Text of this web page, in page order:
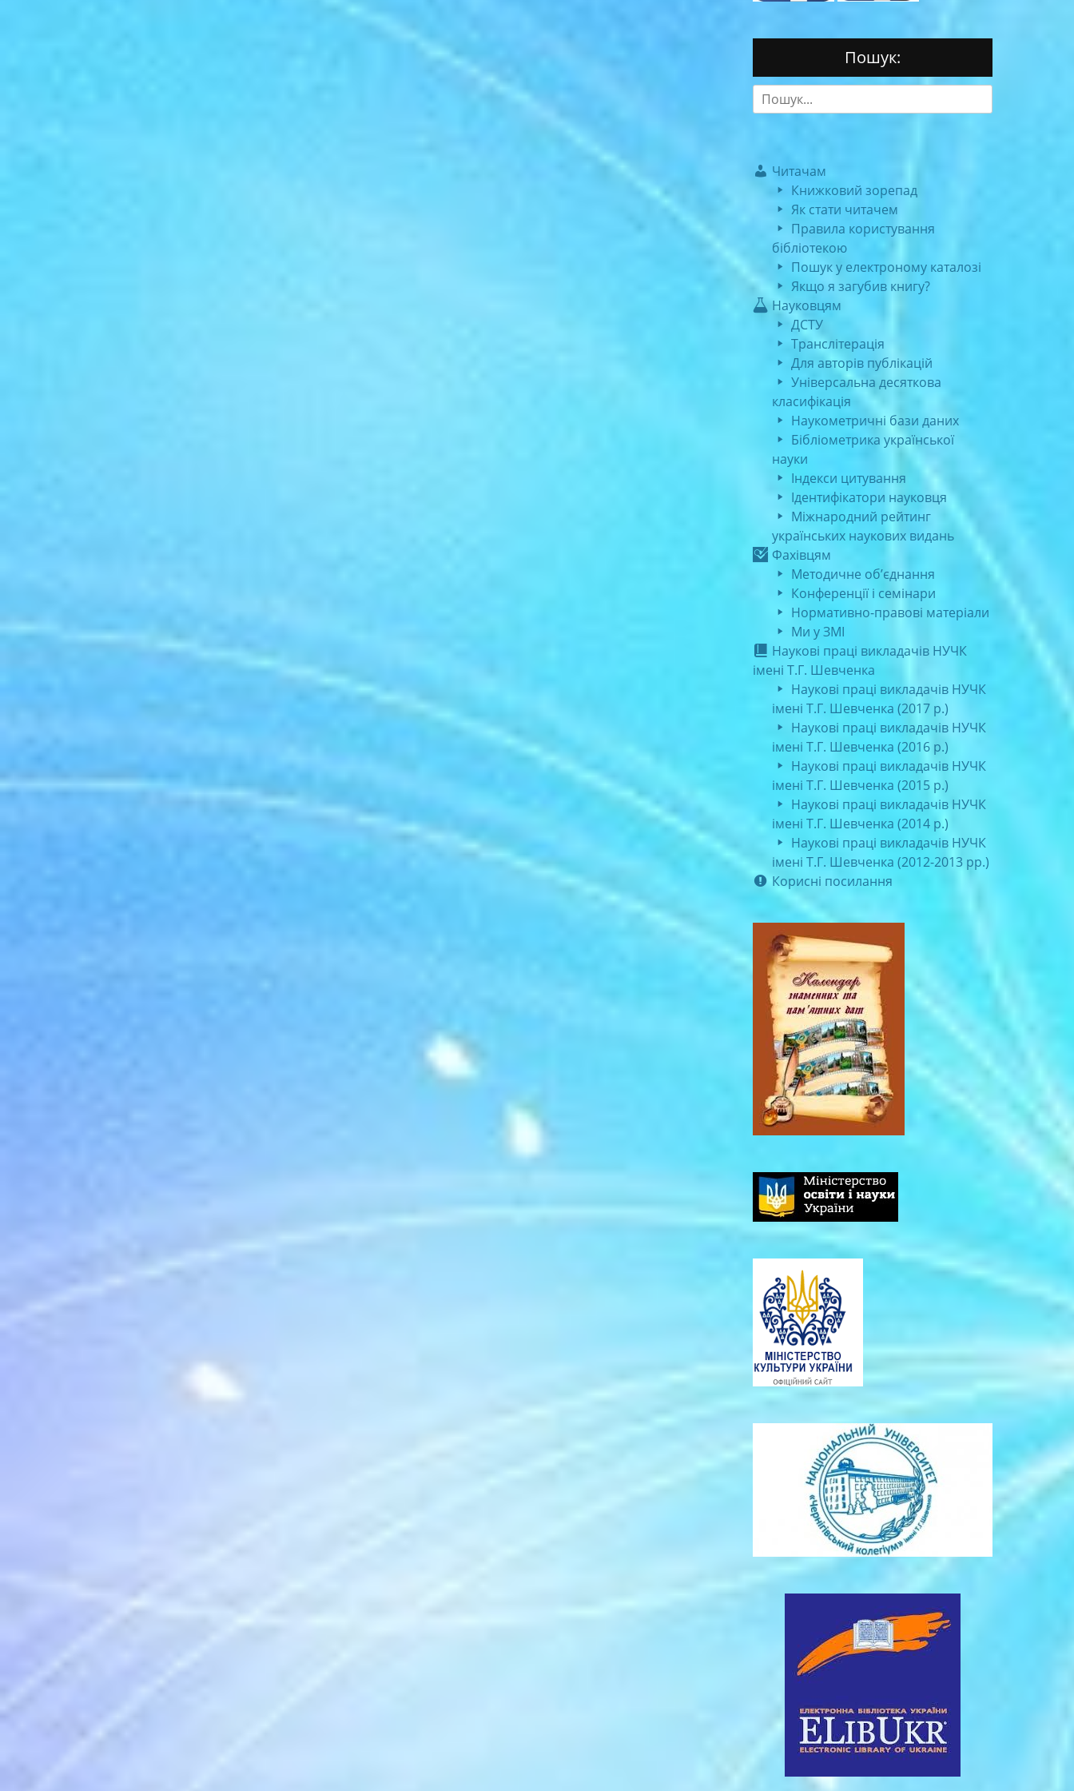
Пошук:
Search
for:
Читачам
Книжковий зорепад
Як стати читачем
Правила користування
бібліотекою
Пошук у електроному каталозі
Якщо я загубив книгу?
Науковцям
ДСТУ
Транслітерація
Для авторів публікацій
Універсальна десяткова
класифікація
Наукометричні бази даних
Бібліометрика української
науки
Індекси цитування
Ідентифікатори науковця
Міжнародний рейтинг
українських наукових видань
Фахівцям
Методичне об’єднання
Конференції і семінари
Нормативно-правові матеріали
Ми у ЗМІ
Наукові праці викладачів НУЧК
імені Т.Г. Шевченка
Наукові праці викладачів НУЧК
імені Т.Г. Шевченка (2017 р.)
Наукові праці викладачів НУЧК
імені Т.Г. Шевченка (2016 р.)
Наукові праці викладачів НУЧК
імені Т.Г. Шевченка (2015 р.)
Наукові праці викладачів НУЧК
імені Т.Г. Шевченка (2014 р.)
Наукові праці викладачів НУЧК
імені Т.Г. Шевченка (2012-2013 рр.)
Корисні посилання